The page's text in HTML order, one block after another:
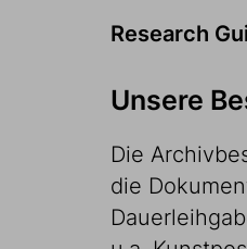
Research
Unsere
Die
die